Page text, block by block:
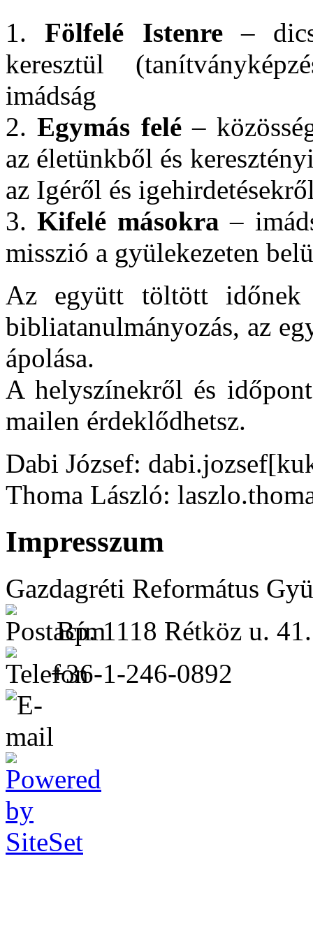
1.Fölfelé Istenre–
keresztül
imádság
2.Egymás felé–
az életünkből és
az Igéről és
3.Kifelé másokra –
misszió a gyülekezeten
Az együtt töltött időnek
bibliatanulmányozás, az
ápolása.
A helyszínekről és
mailen érdeklődhetsz.
Dabi József:
Thoma László:
Impresszum
Gazdagréti Református
Bp. 1118 Rétköz u. 41.
+36-1-246-0892